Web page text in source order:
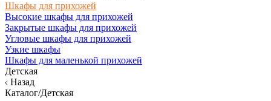
Шкафы для прихожей
Высокие шкафы для прихожей
Закрытые шкафы для прихожей
Угловые шкафы для прихожей
Узкие шкафы
Шкафы для маленькой прихожей
Детская
Назад
Каталог/Детская